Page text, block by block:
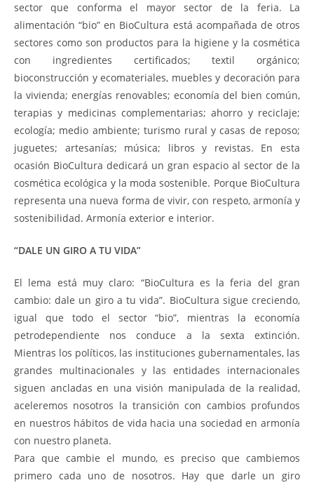
sector que conforma el mayor sector de la feria. La
alimentación “bio” en BioCultura está acompañada de otros
sectores como son productos para la higiene y la cosmética
con ingredientes certificados; textil orgánico;
bioconstrucción y ecomateriales, muebles y decoración para
la vivienda; energías renovables; economía del bien común,
terapias y medicinas complementarias; ahorro y reciclaje;
ecología; medio ambiente; turismo rural y casas de reposo;
juguetes; artesanías; música; libros y revistas. En esta
ocasión BioCultura dedicará un gran espacio al sector de la
cosmética ecológica y la moda sostenible. Porque BioCultura
representa una nueva forma de vivir, con respeto, armonía y
sostenibilidad. Armonía exterior e interior.
“DALE UN GIRO A TU VIDA”
El lema está muy claro: “BioCultura es la feria del gran
cambio: dale un giro a tu vida”. BioCultura sigue creciendo,
igual que todo el sector “bio”, mientras la economía
petrodependiente nos conduce a la sexta extinción.
Mientras los políticos, las instituciones gubernamentales, las
grandes multinacionales y las entidades internacionales
siguen ancladas en una visión manipulada de la realidad,
aceleremos nosotros la transición con cambios profundos
en nuestros hábitos de vida hacia una sociedad en armonía
con nuestro planeta.
Para que cambie el mundo, es preciso que cambiemos
primero cada uno de nosotros. Hay que darle un giro